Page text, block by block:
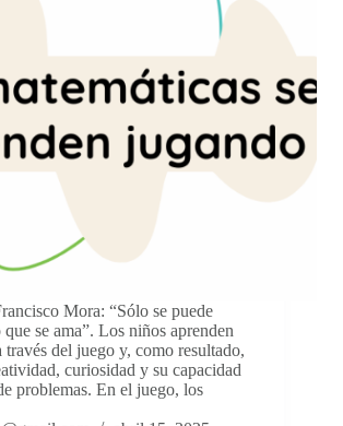
Mora: “Sólo se puede
se ama”. Los niños aprenden
del juego y, como resultado,
curiosidad y su capacidad
problemas. En el juego, los